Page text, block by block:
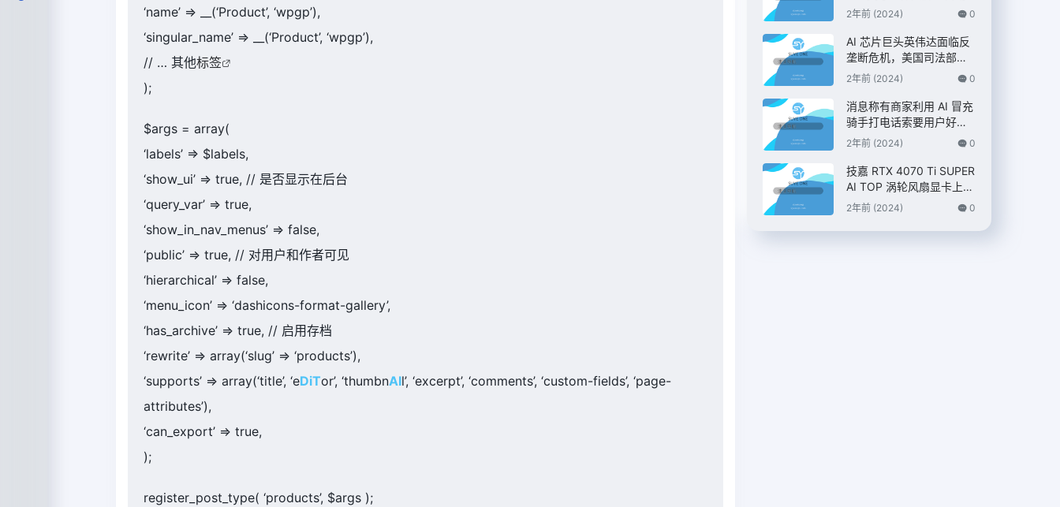
‘name’ => __(‘Product’, ‘wpgp’),
‘singular_name’ => __(‘Product’, ‘wpgp’),
// … 其他标签
);
$args = array(
‘labels’ => $labels,
‘show_ui’ => true, // 是否显示在后台
‘query_var’ => true,
‘show_in_nav_menus’ => false,
‘public’ => true, // 对用户和作者可见
‘hierarchical’ => false,
‘menu_icon’ => ‘dashicons-format-gallery’,
‘has_archive’ => true, // 启用存档
‘rewrite’ => array(‘slug’ => ‘products’),
‘supports’ => array(‘title’, ‘eDiTor’, ‘thumbnAIl’, ‘excerpt’, ‘comments’, ‘custom-fields’, ‘page-
attributes’),
‘can_export’ => true,
);
register_post_type( ‘products’, $args );
升降尾翼，定位 C 级纯电
2年前 (2024) 0
AI 芯片巨头英伟达面临反
垄断危机，美国司法部双
管齐下展开调查 – IT之家
2年前 (2024) 0
消息称有商家利用 AI 冒充
骑手打电话索要用户好
评，“平台考核”、“高温补
2年前 (2024) 0
技嘉 RTX 4070 Ti SUPER
AI TOP 涡轮风扇显卡上
市，7399 元
2年前 (2024) 0